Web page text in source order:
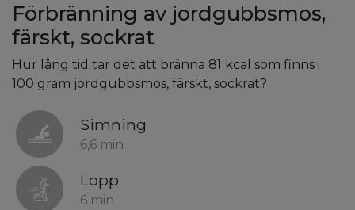
Förbränning av jordgubbsmos,
färskt, sockrat
Hur lång tid tar det att bränna 81 kcal som finns i
100 gram jordgubbsmos, färskt, sockrat?
Simning
6,6 min
Lopp
6 min